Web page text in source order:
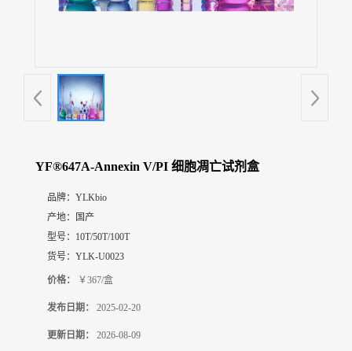
YF®647A-Annexin V/PI 细胞凋亡试剂盒
品牌： YLKbio
产地：
国产
型号： 10T/50T/100T
货号： YLK-U0023
价格： ￥367/盒
发布日期： 2025-02-20
更新日期： 2026-08-09